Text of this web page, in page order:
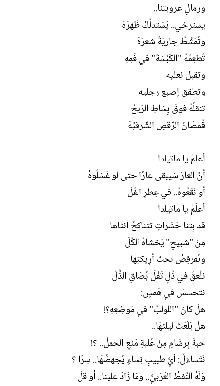
ورمالِ عروبتنا..
يسترخي.. يَسْتدلُكُ ظَهرَهْ
وتُمَشِّطُ جاريَةٌ شعرَهْ
تُطعِمُهُ "الكَبْسَةَ" في فَمِهِ
وتقبل نعليه
وتطقق إصبع رجليه
تنقلُهُ فوقَ بِسَاطِ الرّيحْ
قُمصَانُ الرّقصِ الشّرقيَّهْ
أعلمُ يا ماتيلدا
أنَّ العارَ سَيبقى عارًا حتى لو غَسَلُوهُ
أو نَقَعُوهُ.. في عِطرِ الفُلْ
أعلَمُ يا ماتيلدا
قد بِتنا حَشَراتٍ تتناكحُ أنثاها
مِنْ "شبيحٍ" يَخشاهُ الكُلْ
ونُقرفِصُ تحتَ أرِيكتِها
نلْعقُ في ذُلٍ تَفْلَ بُصَاقِ الذُّلْ
نتحسسُ في هَمسٍ:
هلْ كانَ "اللولبُ" في مَوضِعِهِ؟!
هلْ بَلَعَتْ ليلتهَا..
حبةَ بِرشَامٍ مِنْ عُلبةِ مَنعِ الحملْ.. ؟!
نَتَساءَلُ: أيُّ طبيبِ نِساءٍ يُجهضُهَا.. سِرًا ؟
وَلَهُ النِّفطُ العَرَبيُّ.. ومَا زَادَ علينا.. أو قلْ